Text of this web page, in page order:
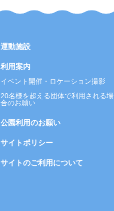
運動施設
利用案内
イベント開催・ロケーション撮影
20名様を超える団体で利用される場
合のお願い
公園利用のお願い
サイトポリシー
サイトのご利用について